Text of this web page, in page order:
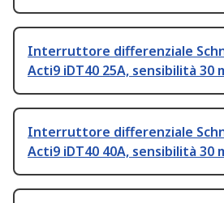
Interruttore differenziale
Acti9 iDT40 25A, sensibilità 30
Interruttore differenziale
Acti9 iDT40 40A, sensibilità 30